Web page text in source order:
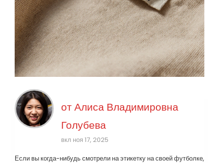
отАлиса Владимировна
Голубева
вкл ноя 17, 2025
Если вы когда-нибудь смотрели на этикетку на своей футболке,